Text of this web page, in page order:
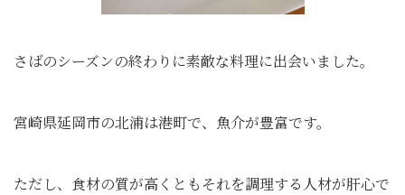
さばのシーズンの終わりに素敵な料理に出会いました。
宮崎県延岡市の北浦は港町で、魚介が豊富です。
ただし、食材の質が高くともそれを調理する人材が肝心で